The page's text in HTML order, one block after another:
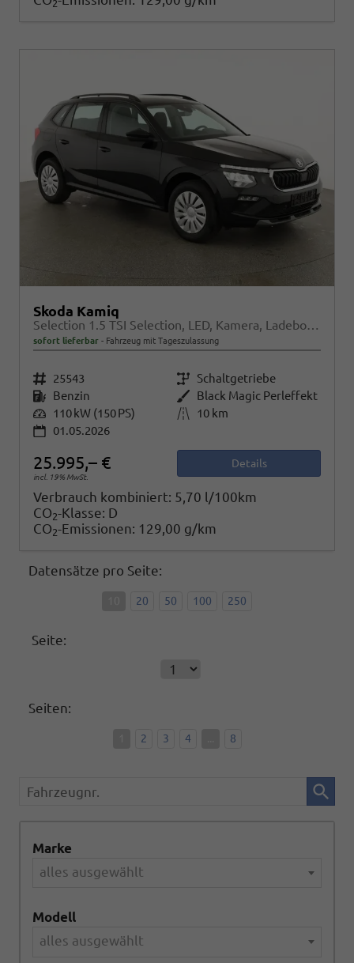
2
Skoda Kamiq
Selection 1.5 TSI Selection, LED, Kamera, Ladeboden, Winter
sofort lieferbar Fahrzeug mit Tageszulassung
Fahrzeugnr. 25543 Getriebe Schaltgetriebe
Kraftstoff Benzin Außenfarbe Black Magic Perleffekt
Leistung 110 kW (150 PS) Kilometerstand
10 km
01.05.2026
25.995,– €
incl. 19% MwSt.
Details
Verbrauch kombiniert: 5,70 l/100km
CO2-Klasse: D
CO2-Emissionen: 129,00 g/km
Datensätze pro Seite:
20 50 100 250
Seite:
Seiten:
2 3 4 8
Fahrzeugnr.
Marke
alles ausgewählt
Modell
alles ausgewählt